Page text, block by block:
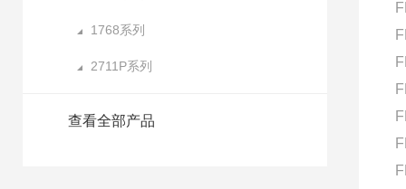
1768系列
2711P系列
查看全部产品